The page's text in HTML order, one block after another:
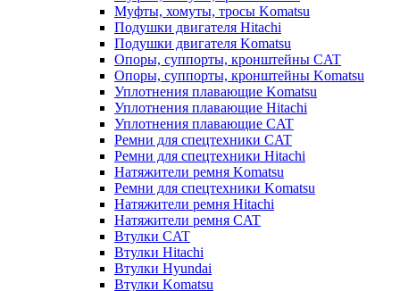
Муфты, хомуты, тросы Komatsu
Подушки двигателя Hitachi
Подушки двигателя Komatsu
Опоры, суппорты, кронштейны CAT
Опоры, суппорты, кронштейны Komatsu
Уплотнения плавающие Komatsu
Уплотнения плавающие Hitachi
Уплотнения плавающие CAT
Ремни для спецтехники CAT
Ремни для спецтехники Hitachi
Натяжители ремня Komatsu
Ремни для спецтехники Komatsu
Натяжители ремня Hitachi
Натяжители ремня CAT
Втулки CAT
Втулки Hitachi
Втулки Hyundai
Втулки Komatsu